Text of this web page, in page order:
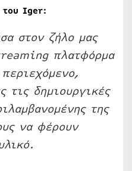
του Iger:
στον ζήλο μας
πλατφόρμα
τις δημιουργικές
της
να φέρουν